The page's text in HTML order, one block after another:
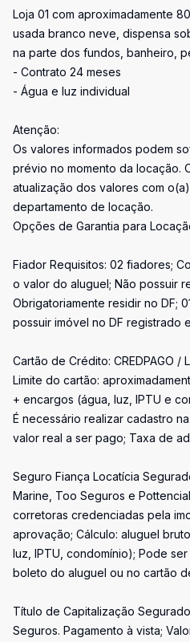
Loja 01 com aproximadamente
usada branco neve, dispensa
na parte dos fundos, banheiro,
- Contrato 24 meses
- Água e luz individual
Atenção:
Os valores informados podem
prévio no momento da locação.
atualização dos valores com
departamento de locação.
Opções de Garantia para
Fiador Requisitos: 02 fiadores;
o valor do aluguel; Não possuir
Obrigatoriamente residir no DF;
possuir imóvel no DF registrado
Cartão de Crédito: CREDPAGO /
Limite do cartão:
+ encargos (água, luz, IPTU e
É necessário realizar cadastro
valor real a ser pago; Taxa de
Seguro Fiança Locatícia
Marine, Too Seguros e
corretoras credenciadas pela
aprovação; Cálculo: aluguel
luz, IPTU, condomínio); Pode
boleto do aluguel ou no cartão
Título de Capitalização
Seguros. Pagamento à vista;